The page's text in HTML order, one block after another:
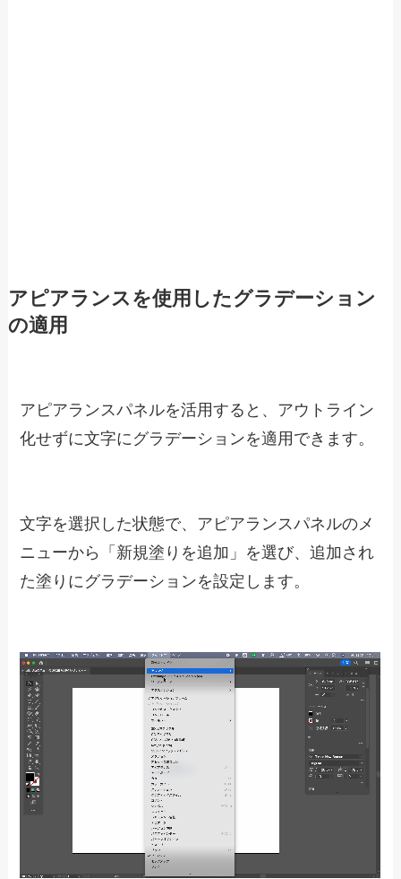
アピアランスを使用したグラデーション
の適用
アピアランスパネルを活用すると、アウトライン
化せずに文字にグラデーションを適用できます。
文字を選択した状態で、アピアランスパネルのメ
ニューから「新規塗りを追加」を選び、追加され
た塗りにグラデーションを設定します。